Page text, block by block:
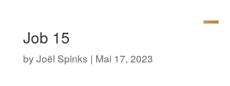
Job 15
by Joël Spinks | Mai 17, 2023